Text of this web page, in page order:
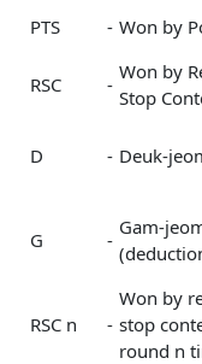
PTS
- Won by
RSC
-
Won by
Stop
D - Deuk-
G -
Gam-
RSC n -
Won by
stop
round n